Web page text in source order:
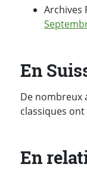
Archives
En
De nombreux
classiques
En